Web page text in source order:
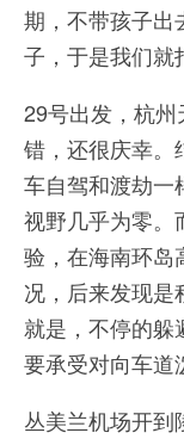
期，不带孩子出
子，于是我们就
29号出发，杭
错，还很庆幸。
车自驾和渡劫一
视野几乎为零。
验，在海南环岛
况，后来发现
就是，不停的
要承受对向车道
丛美兰机场开到